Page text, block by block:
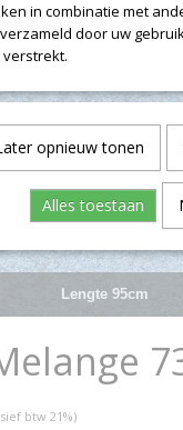
Lengte 95cm
btw 21%)
in combinatie met
door uw
opnieuw tonen
Alles toestaan